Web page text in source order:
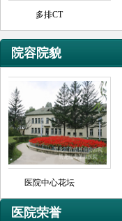
院容院貌
医院荣誉